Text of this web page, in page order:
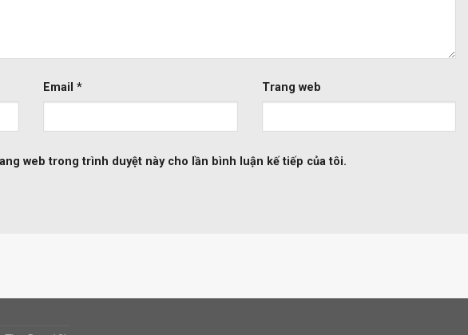
Email* Trang web
web trong trình duyệt này cho lần bình luận kế tiếp của tôi.